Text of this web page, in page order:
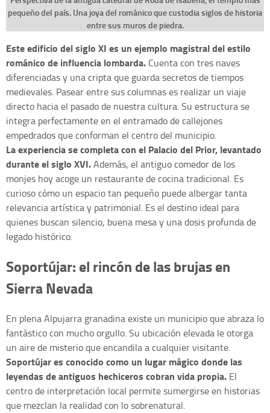
pequeño del país. Una joya del románico que custodia siglos de historia
entre sus muros de piedra.
Este edificio del siglo XI es un ejemplo magistral del estilo
románico de influencia lombarda. Cuenta con tres naves
diferenciadas y una cripta que guarda secretos de tiempos
medievales. Pasear entre sus columnas es realizar un viaje
directo hacia el pasado de nuestra cultura. Su estructura se
integra perfectamente en el entramado de callejones
empedrados que conforman el centro del municipio.
La experiencia se completa con el Palacio del Prior, levantado
durante el siglo XVI.Además, el antiguo comedor de los
monjes hoy acoge un restaurante de cocina tradicional. Es
curioso cómo un espacio tan pequeño puede albergar tanta
relevancia artística y patrimonial. Es el destino ideal para
quienes buscan silencio, buena mesa y una dosis profunda de
legado histórico.
Soportújar: el rincón de las brujas en
Sierra Nevada
En plena Alpujarra granadina existe un municipio que abraza lo
fantástico con mucho orgullo. Su ubicación elevada le otorga
un aire de misterio que encandila a cualquier visitante.
Soportújar es conocido como un lugar mágico donde las
leyendas de antiguos hechiceros cobran vida propia. El
centro de interpretación local permite sumergirse en historias
que mezclan la realidad con lo sobrenatural.